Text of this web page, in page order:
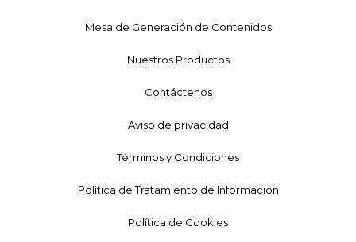
Mesa de Generación de Contenidos
Nuestros Productos
Contáctenos
Aviso de privacidad
Términos y Condiciones
Política de Tratamiento de Información
Política de Cookies